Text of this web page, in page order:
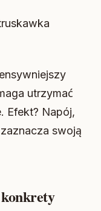
utrzymać
Efekt? Napój,
swoją